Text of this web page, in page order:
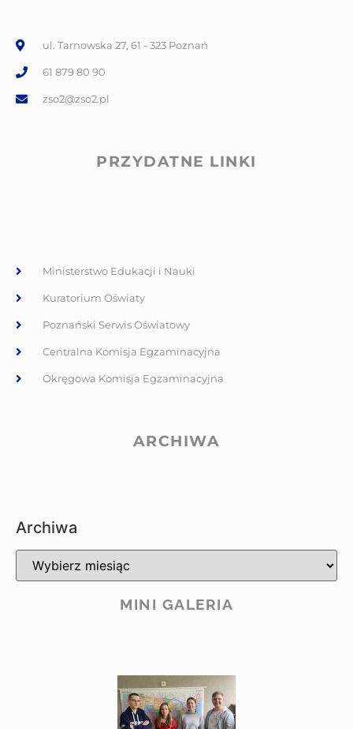
ul. Tarnowska 27, 61 - 323 Poznań
61 879 80 90
zso2@zso2.pl
PRZYDATNE LINKI
Ministerstwo Edukacji i Nauki
Kuratorium Oświaty
Poznański Serwis Oświatowy
Centralna Komisja Egzaminacyjna
Okręgowa Komisja Egzaminacyjna
ARCHIWA
Archiwa
MINI GALERIA